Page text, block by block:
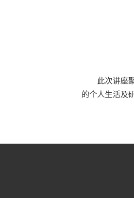
此次讲座
的个人生活及